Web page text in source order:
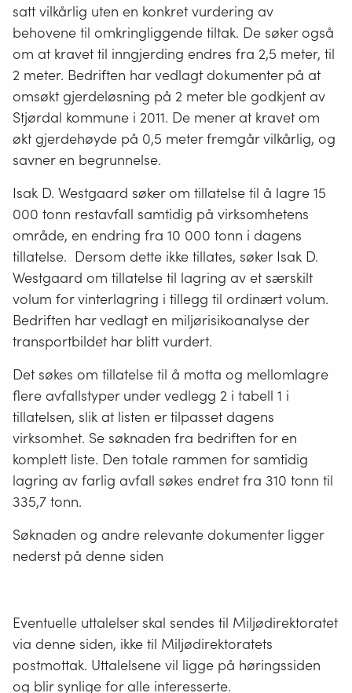
satt vilkårlig uten en konkret vurdering av
behovene til omkringliggende tiltak. De søker også
om at kravet til inngjerding endres fra 2,5 meter, til
2 meter. Bedriften har vedlagt dokumenter på at
omsøkt gjerdeløsning på 2 meter ble godkjent av
Stjørdal kommune i 2011. De mener at kravet om
økt gjerdehøyde på 0,5 meter fremgår vilkårlig, og
savner en begrunnelse.
Isak D. Westgaard søker om tillatelse til å lagre 15
000 tonn restavfall samtidig på virksomhetens
område, en endring fra 10 000 tonn i dagens
tillatelse. Dersom dette ikke tillates, søker Isak D.
Westgaard om tillatelse til lagring av et særskilt
volum for vinterlagring i tillegg til ordinært volum.
Bedriften har vedlagt en miljørisikoanalyse der
transportbildet har blitt vurdert.
Det søkes om tillatelse til å motta og mellomlagre
flere avfallstyper under vedlegg 2 i tabell 1 i
tillatelsen, slik at listen er tilpasset dagens
virksomhet. Se søknaden fra bedriften for en
komplett liste. Den totale rammen for samtidig
lagring av farlig avfall søkes endret fra 310 tonn til
335,7 tonn.
Søknaden og andre relevante dokumenter ligger
nederst på denne siden
Eventuelle uttalelser skal sendes til Miljødirektoratet
via denne siden, ikke til Miljødirektoratets
postmottak. Uttalelsene vil ligge på høringssiden
og blir synlige for alle interesserte.